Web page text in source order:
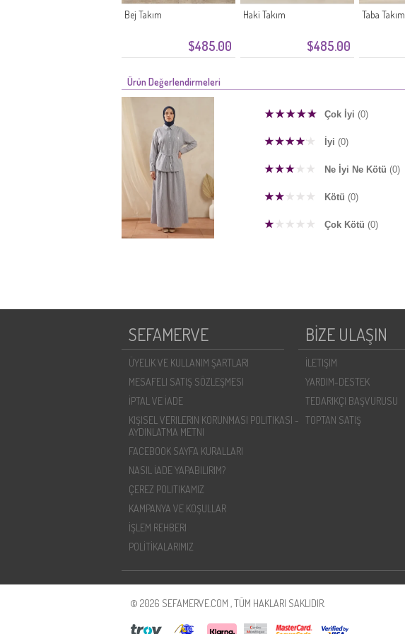
$485.00
Bej Takım
$485.00
Haki Takım Taba Takım
Ürün Değerlendirmeleri
Çok İyi (0)
İyi (0)
Ne İyi Ne Kötü (0)
Kötü (0)
Çok Kötü (0)
SEFAMERVE
ÜYELIK VE KULLANIM ŞARTLARI
MESAFELI SATIŞ SÖZLEŞMESI
İPTAL VE İADE
KIŞISEL VERILERIN KORUNMASI POLITIKASI -
AYDINLATMA METNI
FACEBOOK SAYFA KURALLARI
NASIL İADE YAPABILIRIM?
ÇEREZ POLITIKAMIZ
KAMPANYA VE KOŞULLAR
İŞLEM REHBERI
POLİTİKALARIMIZ
BİZE ULAŞIN
İLETIŞIM
YARDIM-DESTEK
TEDARIKÇI BAŞVURUSU
TOPTAN SATIŞ
© 2026 SEFAMERVE.COM , TÜM HAKLARI SAKLIDIR.